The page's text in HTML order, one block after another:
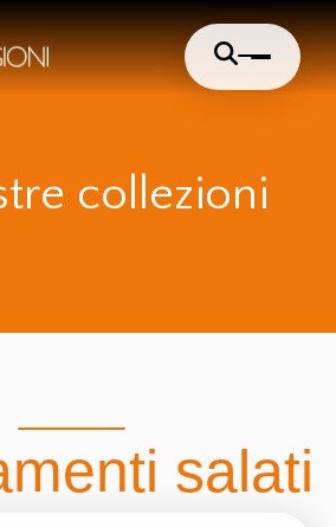
Cerca
collezioni
salati